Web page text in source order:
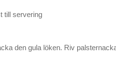
till servering
den gula löken. Riv